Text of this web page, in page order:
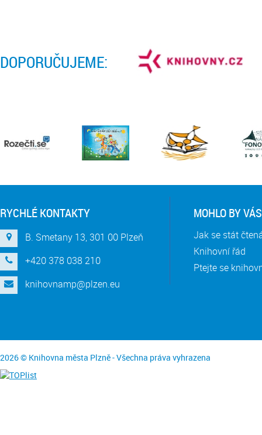
DOPORUČUJEME:
RYCHLÉ KONTAKTY
B. Smetany 13, 301 00 Plzeň
+420 378 038 210
knihovnamp@plzen.eu
MOHLO BY
Jak se stát
Knihovní řád
Ptejte se
2026 © Knihovna města Plzně - Všechna práva vyhrazena